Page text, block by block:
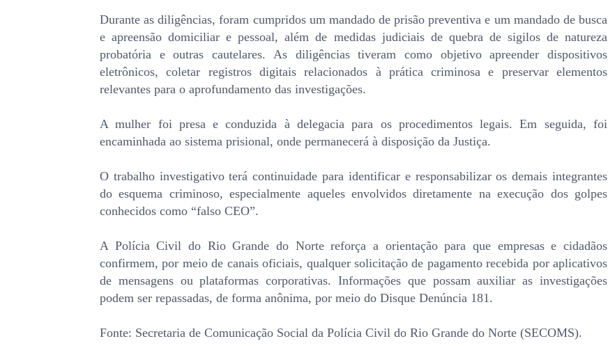
Durante as diligências, foram cumpridos um mandado de prisão preventiva e um mandado de busca
e apreensão domiciliar e pessoal, além de medidas judiciais de quebra de sigilos de natureza
probatória e outras cautelares. As diligências tiveram como objetivo apreender dispositivos
eletrônicos, coletar registros digitais relacionados à prática criminosa e preservar elementos
relevantes para o aprofundamento das investigações.
A mulher foi presa e conduzida à delegacia para os procedimentos legais. Em seguida, foi
encaminhada ao sistema prisional, onde permanecerá à disposição da Justiça.
O trabalho investigativo terá continuidade para identificar e responsabilizar os demais integrantes
do esquema criminoso, especialmente aqueles envolvidos diretamente na execução dos golpes
conhecidos como “falso CEO”.
A Polícia Civil do Rio Grande do Norte reforça a orientação para que empresas e cidadãos
confirmem, por meio de canais oficiais, qualquer solicitação de pagamento recebida por aplicativos
de mensagens ou plataformas corporativas. Informações que possam auxiliar as investigações
podem ser repassadas, de forma anônima, por meio do Disque Denúncia 181.
Fonte: Secretaria de Comunicação Social da Polícia Civil do Rio Grande do Norte (SECOMS).